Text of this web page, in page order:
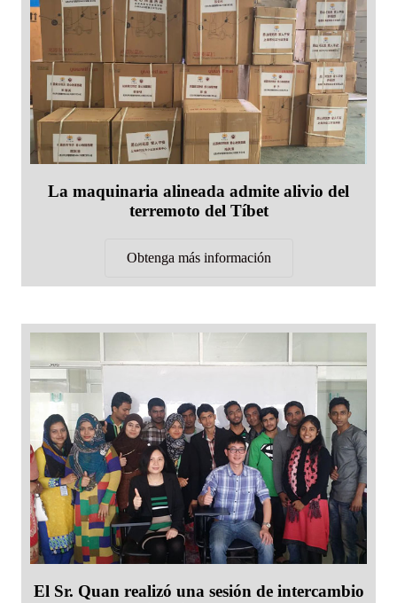
La maquinaria alineada admite alivio del
terremoto del Tíbet
Obtenga más información
El Sr. Quan realizó una sesión de intercambio